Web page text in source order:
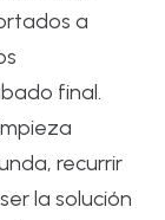
a
final.
recurrir
la solución